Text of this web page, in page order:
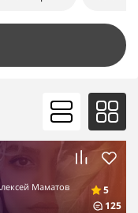
Маматов
5
125